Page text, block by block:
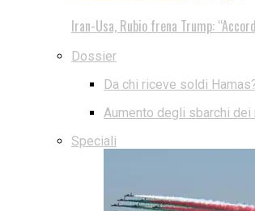
Iran-Usa, Rubio frena Trump:
Dossier
Da chi riceve soldi
Aumento degli sbarchi
Speciali